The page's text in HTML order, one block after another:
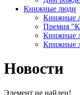
Книжные люди
Книжные
Премия
Книжные
Книжные
Новости
Элемент не найден!